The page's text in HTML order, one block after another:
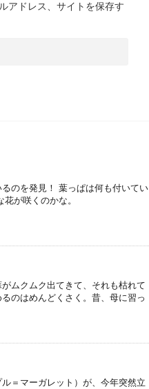
アドレス、サイトを保存す
のを発見！ 葉っぱは何も付いてい
が咲くのかな。
ムクムク出てきて、それも枯れて
のはめんどくさく。昔、母に習っ
＝マーガレット）が、今年突然立